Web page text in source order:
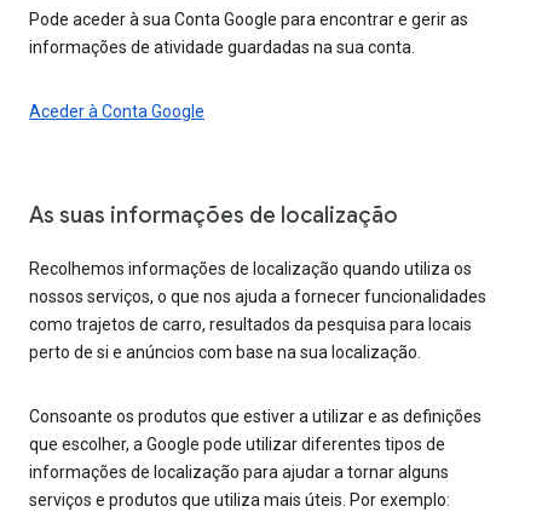
Pode aceder à sua Conta Google para encontrar e gerir as
informações de atividade guardadas na sua conta.
Aceder à Conta Google
As suas informações de localização
Recolhemos informações de localização quando utiliza os
nossos serviços, o que nos ajuda a fornecer funcionalidades
como trajetos de carro, resultados da pesquisa para locais
perto de si e anúncios com base na sua localização.
Consoante os produtos que estiver a utilizar e as definições
que escolher, a Google pode utilizar diferentes tipos de
informações de localização para ajudar a tornar alguns
serviços e produtos que utiliza mais úteis. Por exemplo: